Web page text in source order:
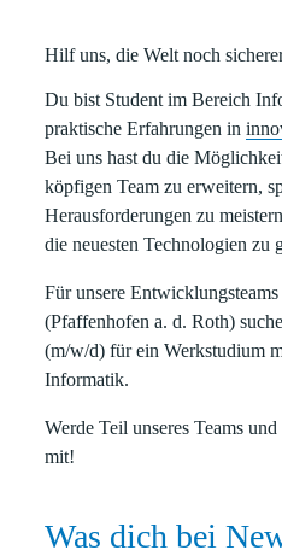
Hilf uns, die Welt noch
Du bist Student im Bereich
praktische Erfahrungen in
Bei uns hast du die
köpfigen Team zu erweitern,
Herausforderungen zu
die neuesten Technologien zu
Für unsere
(Pfaffenhofen a. d. Roth)
(m/w/d) für ein Werkstudium
Informatik.
Werde Teil unseres Teams
mit!
Was dich bei